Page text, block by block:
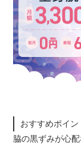
おすすめポイン
脇の黒ずみが心